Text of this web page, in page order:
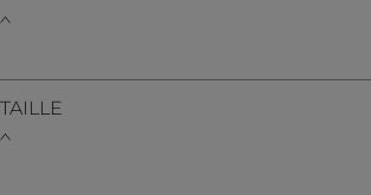
TAILLE